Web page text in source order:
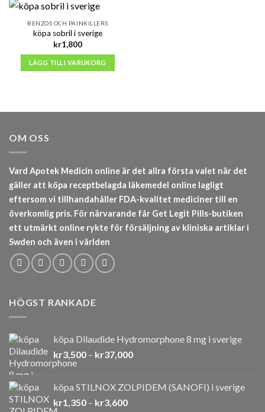
BENZOS OCH PAINKILLERS
köpa sobril i sverige
kr1,800
LÄGG TILL I VARUKORG
OM OSS
Vard Apotek Medicin online är det allra första valet när det
gäller att köpa receptbelagda läkemedel online lagligt
eftersom vi tillhandahåller FDA-kvalitet mediciner till en
överkomlig pris. För närvarande får Get Legit Pills-butiken
ett utmärkt online rykte för försäljning av kliniska artiklar i
Swden och även i världen
HÖGST RANKADE
köpa Dilaudide Hydromorphone 8 mg i sverige
kr3,500 – kr37,000Prisintervall:
kr37,000
köpa STILNOX ZOLPIDEM (SANOFI) i sverige
kr1,350 – kr3,600Prisintervall: